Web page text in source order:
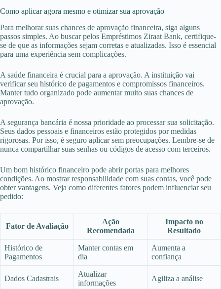
Como aplicar agora mesmo e otimizar sua aprovação
Para melhorar suas chances de aprovação financeira, siga alguns
passos simples. Ao buscar pelos Empréstimos Ziraat Bank, certifique-
se de que as informações sejam corretas e atualizadas. Isso é essencial
para uma experiência sem complicações.
A saúde financeira é crucial para a aprovação. A instituição vai
verificar seu histórico de pagamentos e compromissos financeiros.
Manter tudo organizado pode aumentar muito suas chances de
aprovação.
A segurança bancária é nossa prioridade ao processar sua solicitação.
Seus dados pessoais e financeiros estão protegidos por medidas
rigorosas. Por isso, é seguro aplicar sem preocupações. Lembre-se de
nunca compartilhar suas senhas ou códigos de acesso com terceiros.
Um bom histórico financeiro pode abrir portas para melhores
condições. Ao mostrar responsabilidade com suas contas, você pode
obter vantagens. Veja como diferentes fatores podem influenciar seu
pedido:
Fator de Avaliação
Ação
Recomendada
Impacto no
Resultado
Histórico de
Pagamentos
Manter contas em
dia
Aumenta a
confiança
Dados Cadastrais
Atualizar
informações
Agiliza a análise